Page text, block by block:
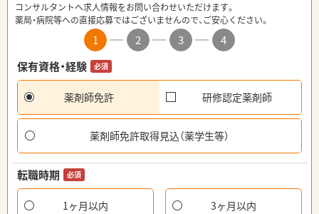
コンサルタントへ求人情報をお問い合わせいただけます。
薬局・病院等への直接応募ではございませんので、ご安心ください。
1 2 3
4
保有資格・経験
必須
薬剤師免許 研修認定薬剤師
薬剤師免許取得見込（薬学生等）
転職時期 必須
1ヶ月以内 3ヶ月以内